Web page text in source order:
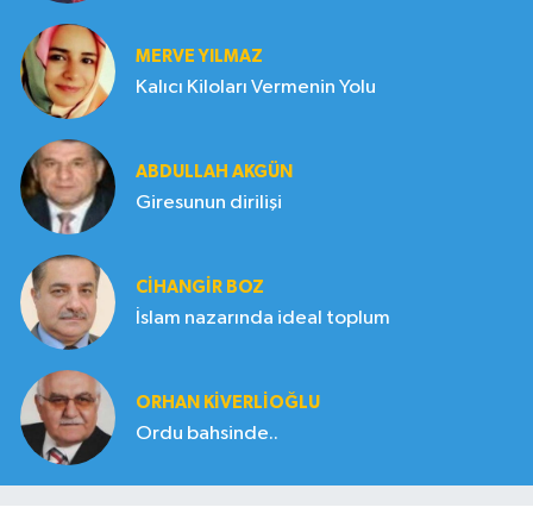
MERVE YILMAZ
Kalıcı Kiloları Vermenin Yolu
ABDULLAH AKGÜN
Giresunun dirilişi
CIHANGIR BOZ
İslam nazarında ideal toplum
ORHAN KIVERLIOĞLU
Ordu bahsinde..